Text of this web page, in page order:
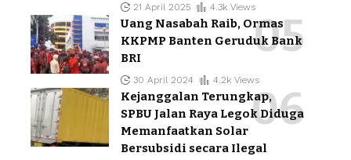
21 April 2025 4.3k Views
Uang Nasabah Raib, Ormas
KKPMP Banten Geruduk Bank
BRI
30 April 2024 4.2k Views
Kejanggalan Terungkap,
SPBU Jalan Raya Legok Diduga
Memanfaatkan Solar
Bersubsidi secara Ilegal